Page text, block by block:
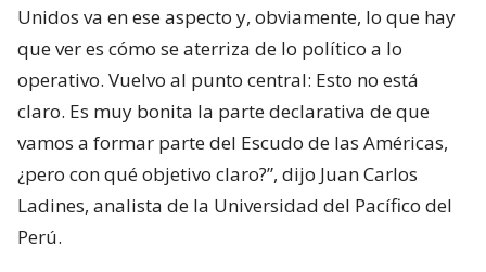
Unidos va en ese aspecto y, obviamente, lo que hay
que ver es cómo se aterriza de lo político a lo
operativo. Vuelvo al punto central: Esto no está
claro. Es muy bonita la parte declarativa de que
vamos a formar parte del Escudo de las Américas,
¿pero con qué objetivo claro?”, dijo Juan Carlos
Ladines, analista de la Universidad del Pacífico del
Perú.